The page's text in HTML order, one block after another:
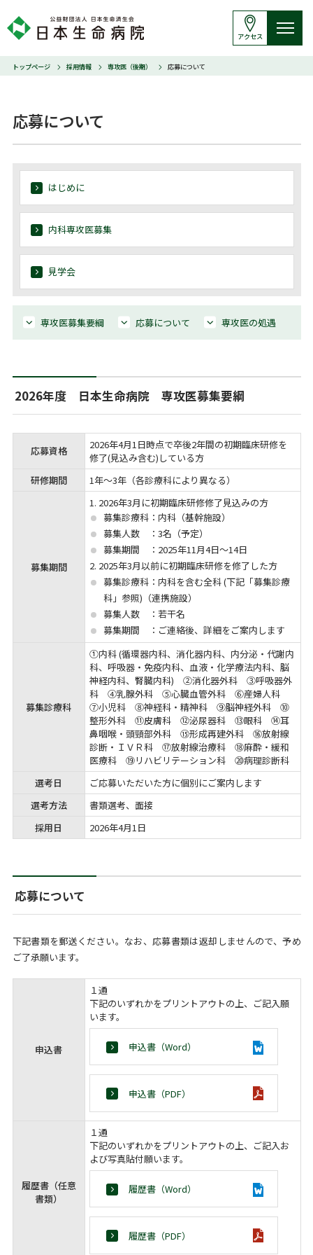
アクセス
トップページ 採用情報 専攻医（後期） 応募について
応募について
はじめに
内科専攻医募集
見学会
専攻医募集要綱 応募について 専攻医の処遇
2026年度 日本生命病院 専攻医募集要綱
応募資格
2026年4月1日時点で卒後2年間の初期臨床研修を
修了(見込み含む)している方
研修期間
1年～3年（各診療科により異なる）
募集期間
1. 2026年3月に初期臨床研修修了見込みの方
募集診療科：内科（基幹施設）
募集人数 ：3名（予定）
募集期間 ：2025年11月4日～14日
2. 2025年3月以前に初期臨床研修を修了した方
募集診療科：内科を含む全科 (下記「募集診療
科」参照)（連携施設）
募集人数 ：若干名
募集期間 ：ご連絡後、詳細をご案内します
募集診療科
①内科 (循環器内科、消化器内科、内分泌・代謝内
科、呼吸器・免疫内科、血液・化学療法内科、脳
神経内科、腎臓内科) ②消化器外科 ③呼吸器外
科 ④乳腺外科 ⑤心臓血管外科 ⑥産婦人科
⑦小児科 ⑧神経科・精神科 ⑨脳神経外科 ⑩
整形外科 ⑪皮膚科 ⑫泌尿器科 ⑬眼科 ⑭耳
鼻咽喉・頭頸部外科 ⑮形成再建外科 ⑯放射線
診断・ＩＶＲ科 ⑰放射線治療科 ⑱麻酔・緩和
医療科 ⑲リハビリテーション科 ⑳病理診断科
選考日
ご応募いただいた方に個別にご案内します
選考方法
書類選考、面接
採用日
2026年4月1日
応募について
下記書類を郵送ください。なお、応募書類は返却しませんので、予め
ご了承願います。
申込書
１通
下記のいずれかをプリントアウトの上、ご記入願
います。
申込書（Word）
申込書（PDF）
履歴書（任意
書類）
１通
下記のいずれかをプリントアウトの上、ご記入お
よび写真貼付願います。
履歴書（Word）
履歴書（PDF）